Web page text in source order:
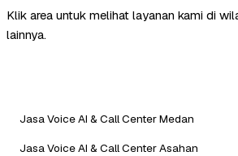
Klik area untuk melihat layanan kami di
lainnya.
Jasa Voice AI & Call Center Medan
Jasa Voice AI & Call Center Asahan